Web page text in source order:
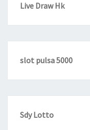
Live Draw Hk
slot pulsa 5000
Sdy Lotto